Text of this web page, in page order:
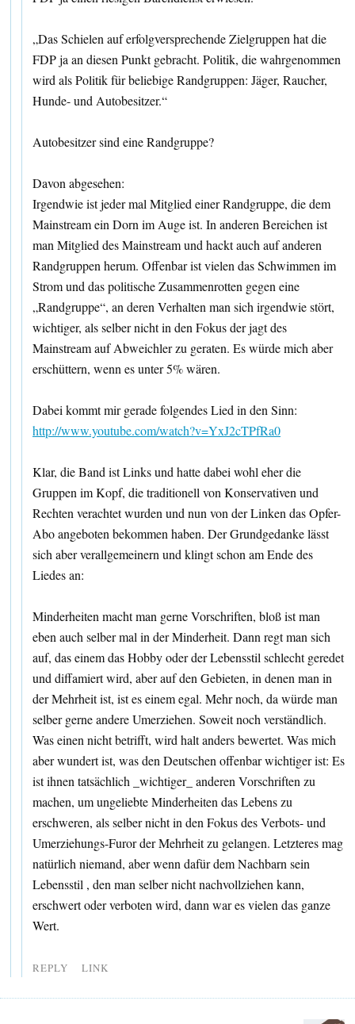
„Das Schielen auf erfolgversprechende Zielgruppen hat die
FDP ja an diesen Punkt gebracht. Politik, die wahrgenommen
wird als Politik für beliebige Randgruppen: Jäger, Raucher,
Hunde- und Autobesitzer.“
Autobesitzer sind eine Randgruppe?
Davon abgesehen:
Irgendwie ist jeder mal Mitglied einer Randgruppe, die dem
Mainstream ein Dorn im Auge ist. In anderen Bereichen ist
man Mitglied des Mainstream und hackt auch auf anderen
Randgruppen herum. Offenbar ist vielen das Schwimmen im
Strom und das politische Zusammenrotten gegen eine
„Randgruppe“, an deren Verhalten man sich irgendwie stört,
wichtiger, als selber nicht in den Fokus der jagt des
Mainstream auf Abweichler zu geraten. Es würde mich aber
erschüttern, wenn es unter 5% wären.
Dabei kommt mir gerade folgendes Lied in den Sinn:
http://www.youtube.com/watch?v=YxJ2cTPfRa0
Klar, die Band ist Links und hatte dabei wohl eher die
Gruppen im Kopf, die traditionell von Konservativen und
Rechten verachtet wurden und nun von der Linken das Opfer-
Abo angeboten bekommen haben. Der Grundgedanke lässt
sich aber verallgemeinern und klingt schon am Ende des
Liedes an:
Minderheiten macht man gerne Vorschriften, bloß ist man
eben auch selber mal in der Minderheit. Dann regt man sich
auf, das einem das Hobby oder der Lebensstil schlecht geredet
und diffamiert wird, aber auf den Gebieten, in denen man in
der Mehrheit ist, ist es einem egal. Mehr noch, da würde man
selber gerne andere Umerziehen. Soweit noch verständlich.
Was einen nicht betrifft, wird halt anders bewertet. Was mich
aber wundert ist, was den Deutschen offenbar wichtiger ist: Es
ist ihnen tatsächlich _wichtiger_ anderen Vorschriften zu
machen, um ungeliebte Minderheiten das Lebens zu
erschweren, als selber nicht in den Fokus des Verbots- und
Umerziehungs-Furor der Mehrheit zu gelangen. Letzteres mag
natürlich niemand, aber wenn dafür dem Nachbarn sein
Lebensstil , den man selber nicht nachvollziehen kann,
erschwert oder verboten wird, dann war es vielen das ganze
Wert.
REPLY LINK